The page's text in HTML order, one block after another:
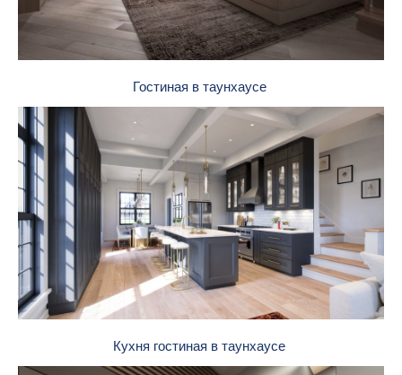
Гостиная в таунхаусе
Кухня гостиная в таунхаусе